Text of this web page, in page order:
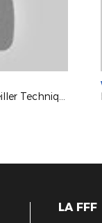
Robyn DELAMARE : Conseiller Technique Départemental Développement et Animation des Pratiques
LA FFF